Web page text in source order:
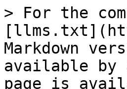
> For the
Markdown
available by
page is